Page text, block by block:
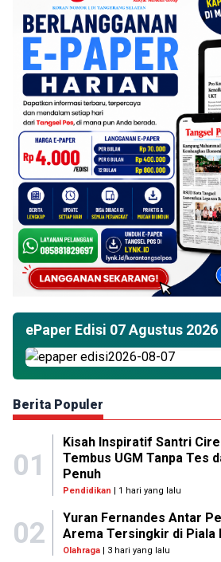
ePaper Edisi 07 Agustus 2026
Berita Populer
01
Kisah Inspiratif Santri
Tembus UGM Tanpa Tes
Penuh
Pendidikan | 1 hari yang lalu
02
Yuran Fernandes Antar
Arema Tersingkir di Piala
Olahraga| 3 hari yang lalu